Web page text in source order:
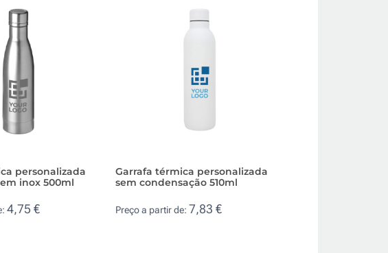
personalizada
inox 500ml
4,75 €
Garrafa térmica personalizada
sem condensação 510ml
Preço a partir de: 7,83 €